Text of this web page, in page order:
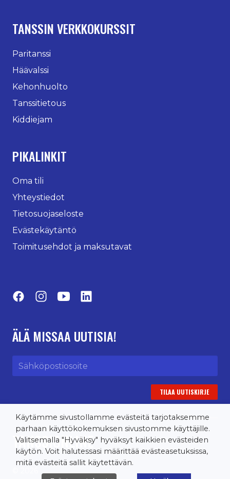
TANSSIN VERKKOKURSSIT
Paritanssi
Häävalssi
Kehonhuolto
Tanssitietous
Kiddiejam
PIKALINKIT
Oma tili
Yhteystiedot
Tietosuojaseloste
Evästekäytäntö
Toimitusehdot ja maksutavat
FacebookInstagramYouTube
ÄLÄ MISSAA UUTISIA!
Sähköpostiosoite
TANSSIONLINE
Käytämme sivustollamme evästeitä tarjotaksemme
parhaan käyttökokemuksen sivustomme käyttäjille.
Valitsemalla "Hyväksy" hyväksyt kaikkien evästeiden
käytön. Voit halutessasi määrittää evästeasetuksissa,
mitä evästeitä sallit käytettävän.